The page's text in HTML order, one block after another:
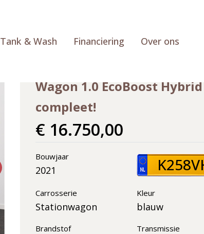
Tank & Wash Financiering Over ons
Wagon 1.0 EcoBoost
compleet!
€ 16.750,00
Bouwjaar
2021
Carrosserie
Stationwagon
Kleur
blauw
Brandstof Transmissie